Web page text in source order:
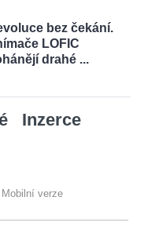
bez čekání.
LOFIC
drahé ...
Inzerce
Mobilní verze